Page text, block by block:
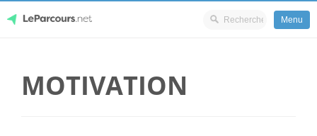
content
Menu
MOTIVATION